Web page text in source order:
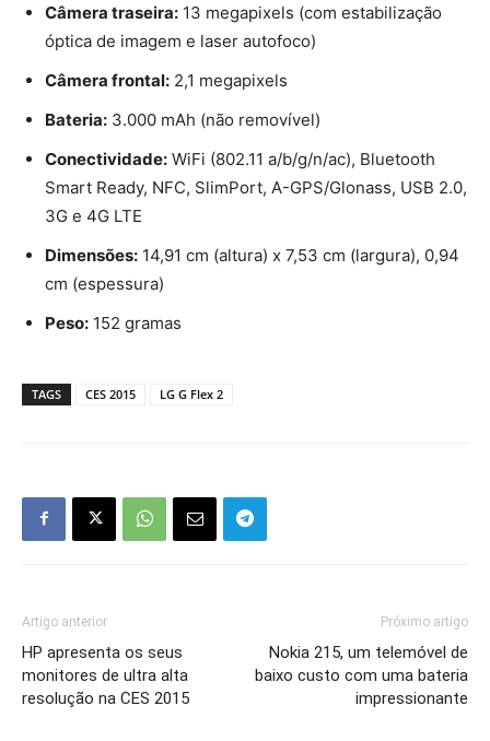
Câmera traseira: 13 megapixels (com estabilização
óptica de imagem e laser autofoco)
Câmera frontal: 2,1 megapixels
Bateria: 3.000 mAh (não removível)
Conectividade: WiFi (802.11 a/b/g/n/ac), Bluetooth
Smart Ready, NFC, SlimPort, A-GPS/Glonass, USB 2.0,
3G e 4G LTE
Dimensões: 14,91 cm (altura) x 7,53 cm (largura), 0,94
cm (espessura)
Peso: 152 gramas
TAGS CES 2015 LG G Flex 2
Artigo anterior
HP apresenta os seus
monitores de ultra alta
resolução na CES 2015
Próximo artigo
Nokia 215, um telemóvel de
baixo custo com uma bateria
impressionante